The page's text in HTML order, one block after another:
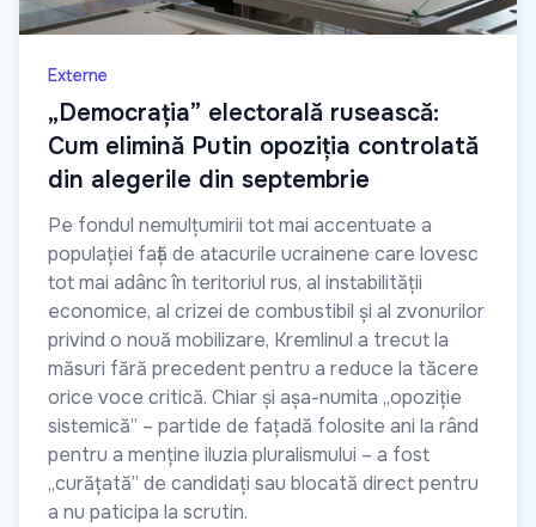
Externe
„Democrația” electorală rusească:
Cum elimină Putin opoziția controlată
din alegerile din septembrie
Pe fondul nemulțumirii tot mai accentuate a
populației față de atacurile ucrainene care lovesc
tot mai adânc în teritoriul rus, al instabilității
economice, al crizei de combustibil și al zvonurilor
privind o nouă mobilizare, Kremlinul a trecut la
măsuri fără precedent pentru a reduce la tăcere
orice voce critică. Chiar și așa-numita „opoziție
sistemică” – partide de fațadă folosite ani la rând
pentru a menține iluzia pluralismului – a fost
„curățată” de candidați sau blocată direct pentru
a nu paticipa la scrutin.